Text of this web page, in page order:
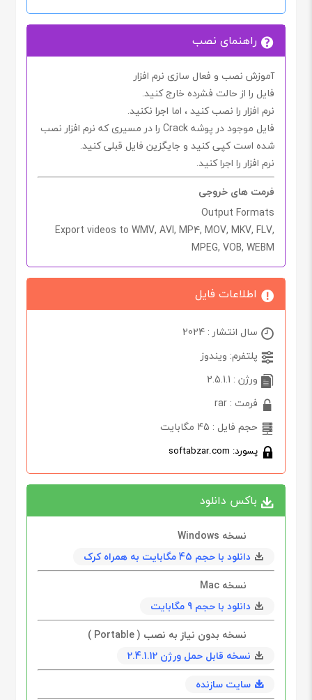
راهنمای نصب
آموزش نصب و فعال سازی نرم افزار
فایل را از حالت فشرده خارج کنید.
نرم افزار را نصب کنید ، اما اجرا نکنید.
فایل موجود در پوشهCrack را در مسیری که نرم افزار نصب
شده است کپی کنید و جایگزین فایل قبلی کنید.
نرم افزار را اجرا کنید.
فرمت های خروجی
Output Formats
Export videos to WMV, AVI, MP4, MOV, MKV, FLV,
MPEG, VOB, WEBM
اطلاعات فایل
سال انتشار : 2024
پلتفرم: ویندوز
ورژن : 2.5.1.1
فرمت : rar
حجم فایل : 45 مگابایت
پسورد: softabzar.com
باکس دانلود
نسخه Windows
دانلود با حجم 45 مگابايت به همراه کرک
نسخه Mac
دانلود با حجم 9 مگابایت
نسخه بدون نیاز به نصب ( Portable )
نسخه قابل حمل ورژن 2.4.1.12
سایت سازنده